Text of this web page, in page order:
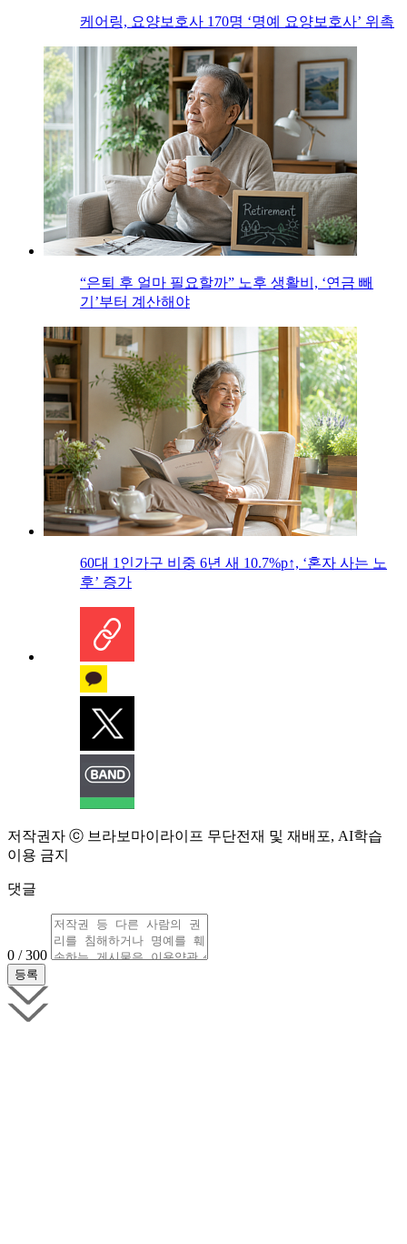
케어링, 요양보호사 170명 ‘명예 요양보호사’ 위촉
“은퇴 후 얼마 필요할까” 노후 생활비, ‘연금 빼
기’부터 계산해야
60대 1인가구 비중 6년 새 10.7%p↑, ‘혼자 사는 노
후’ 증가
저작권자 ⓒ 브라보마이라이프 무단전재 및 재배포, AI학습
이용 금지
댓글
0 / 300